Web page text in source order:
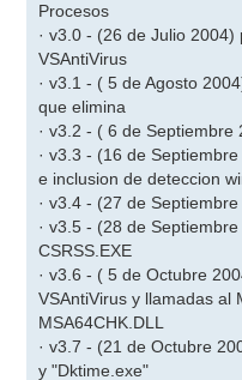
Procesos
· v3.0 - (26 de Julio
VSAntiVirus
· v3.1 - ( 5 de Agosto
que elimina
· v3.2 - ( 6 de
· v3.3 - (16 de
e inclusion de deteccion
· v3.4 - (27 de
· v3.5 - (28 de
CSRSS.EXE
· v3.6 - ( 5 de Octubre
VSAntiVirus y llamadas al
MSA64CHK.DLL
· v3.7 - (21 de Octubre
y "Dktime.exe"